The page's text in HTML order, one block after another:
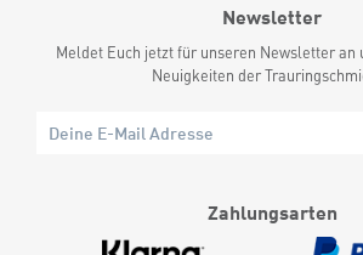
Newsletter
Meldet Euch jetzt für unseren Newsletter an
Neuigkeiten der
Zahlungsarten